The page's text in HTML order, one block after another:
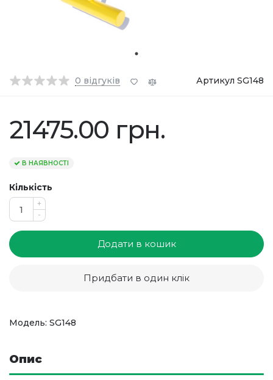
0 відгуків Артикул SG148
21475.00 грн.
В НАЯВНОСТІ
Кількість
+
-
Додати в кошик
Придбати в один клік
Модель: SG148
Опис